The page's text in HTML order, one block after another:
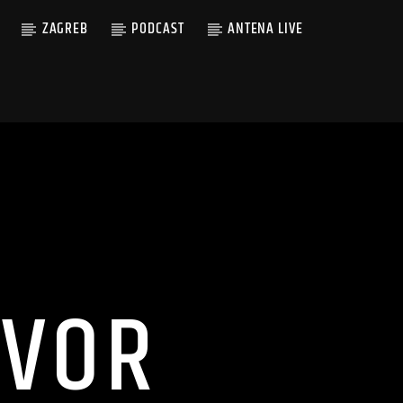
ZAGREB PODCAST ANTENA LIVE